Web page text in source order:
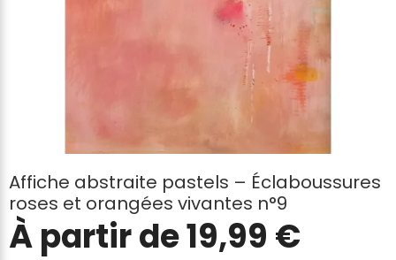
Affiche abstraite pastels – Éclaboussures
roses et orangées vivantes n°9
À partir de19,99 €